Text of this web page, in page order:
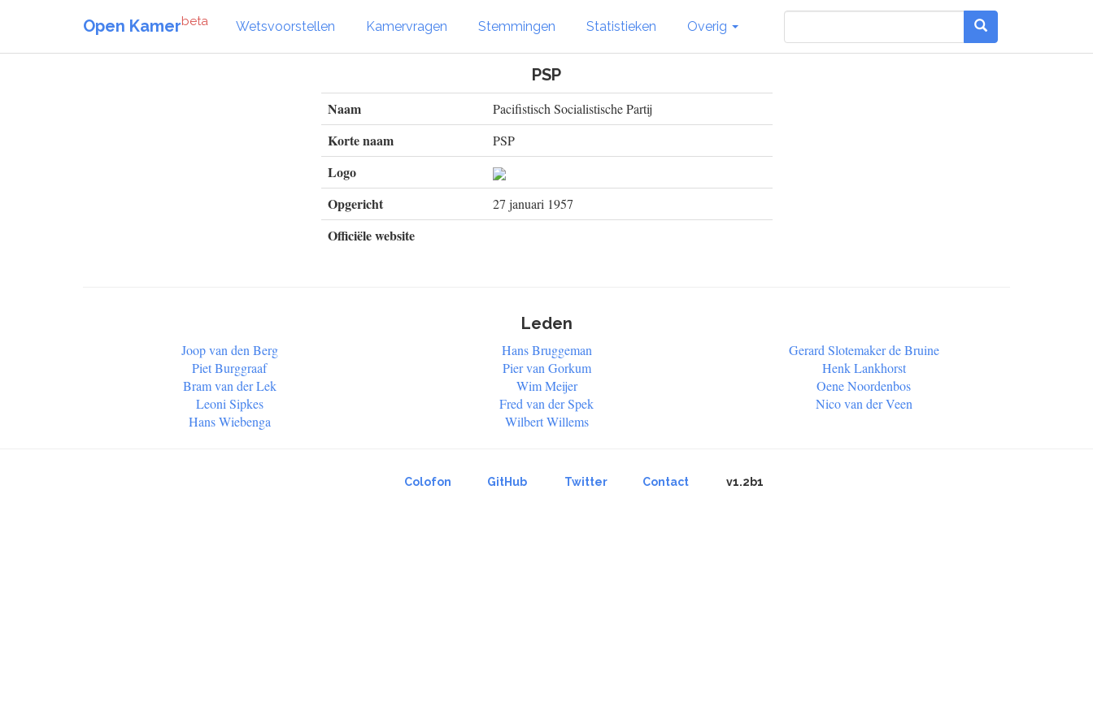
Open Kamerbeta Wetsvoorstellen Kamervragen Stemmingen Statistieken Overig
PSP
Naam Pacifistisch Socialistische Partij
Korte naam PSP
Logo
Opgericht
27 januari 1957
Officiële website
Leden
Joop van den Berg Hans Bruggeman
Gerard Slotemaker de Bruine
Piet Burggraaf
Pier van Gorkum
Henk Lankhorst
Bram van der Lek
Wim Meijer
Oene Noordenbos
Leoni Sipkes
Fred van der Spek
Nico van der Veen
Hans Wiebenga
Wilbert Willems
Colofon GitHub Twitter Contact v1.2b1